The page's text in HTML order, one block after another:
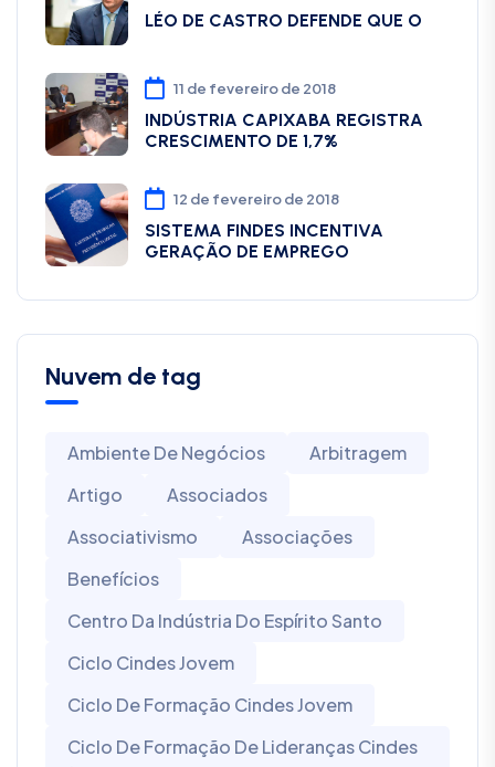
LÉO DE CASTRO DEFENDE QUE O
11 de fevereiro de 2018
INDÚSTRIA CAPIXABA REGISTRA
CRESCIMENTO DE 1,7%
12 de fevereiro de 2018
SISTEMA FINDES INCENTIVA
GERAÇÃO DE EMPREGO
Nuvem de tag
Ambiente De Negócios
Arbitragem
Artigo
Associados
Associativismo
Associações
Benefícios
Centro Da Indústria Do Espírito Santo
Ciclo Cindes Jovem
Ciclo De Formação Cindes Jovem
Ciclo De Formação De Lideranças Cindes